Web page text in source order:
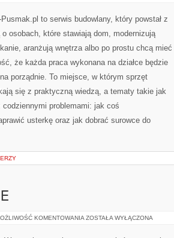
REMONTÓW
to serwis budowlany, który powstał z
o osobach, które stawiają dom, modernizują
aranżują wnętrza albo po prostu chcą mieć
że każda praca wykonana na działce będzie
porządnie. To miejsce, w którym sprzęt
się z praktyczną wiedzą, a tematy takie jak
problemami: jak coś
usterkę oraz jak dobrać surowce do
KOMENTOWANIA TRASY
ZOSTAŁA WYŁĄCZONA